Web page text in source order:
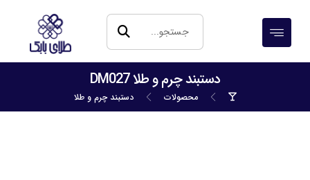
دستبند چرم و طلا DM027
محصولات دستبند چرم و طلا